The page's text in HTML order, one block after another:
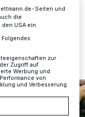
Seiten und
die
den USA ein.
zur
Zugriff auf
Werbung und
von
und Verbesserung